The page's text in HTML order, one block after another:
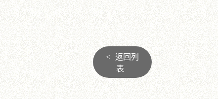
< 返回列
表